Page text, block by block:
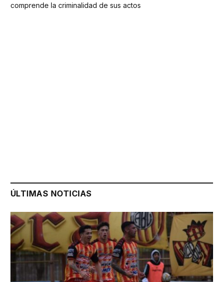
comprende la criminalidad de sus actos
ÚLTIMAS NOTICIAS